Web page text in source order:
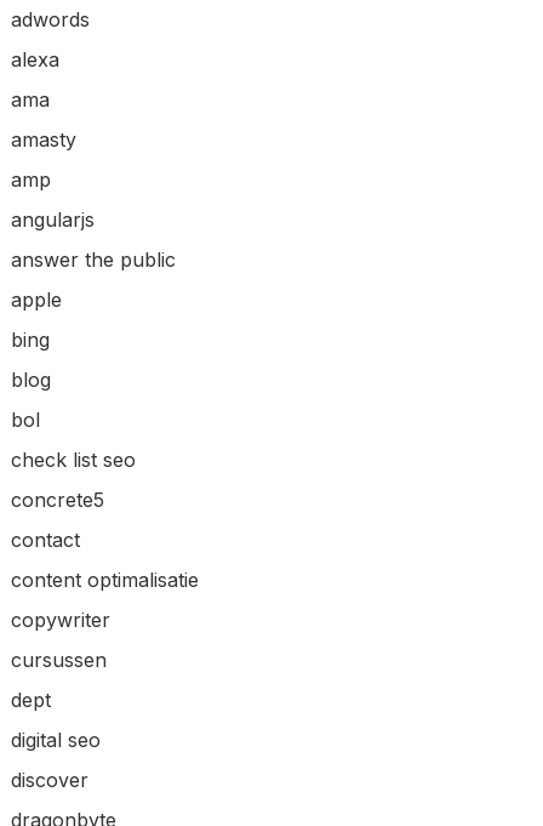
adwords
alexa
ama
amasty
amp
angularjs
answer the public
apple
bing
blog
bol
check list seo
concrete5
contact
content optimalisatie
copywriter
cursussen
dept
digital seo
discover
dragonbyte